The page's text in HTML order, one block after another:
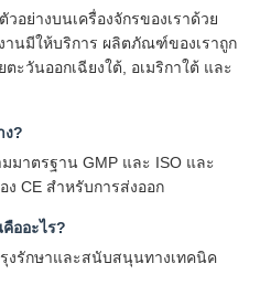
อย่างบนเครื่องจักรของเราด้วย
านมีให้บริการ ผลิตภัณฑ์ของเราถูก
ะวันออกเฉียงใต้, อเมริกาใต้ และ
ง?
มาตรฐาน GMP และ ISO และ
CE สําหรับการส่งออก
ออะไร?
งรักษาและสนับสนุนทางเทคนิค